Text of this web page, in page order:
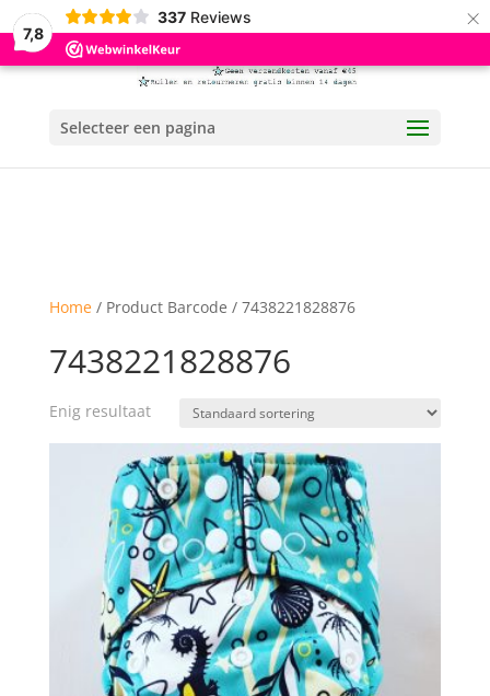
7,8
337 Reviews ×
Selecteer een pagina
Home/ Product Barcode / 7438221828876
7438221828876
Enig resultaat